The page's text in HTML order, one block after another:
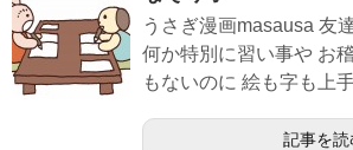
うさぎ漫画masausa 友
何か特別に習い事や お
もないのに 絵も字も上
記事を読